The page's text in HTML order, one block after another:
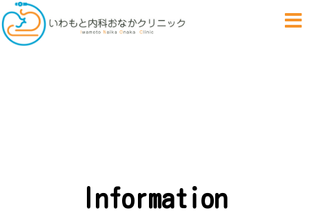
いわもと内科おなかクリ
おなかに優し
Information